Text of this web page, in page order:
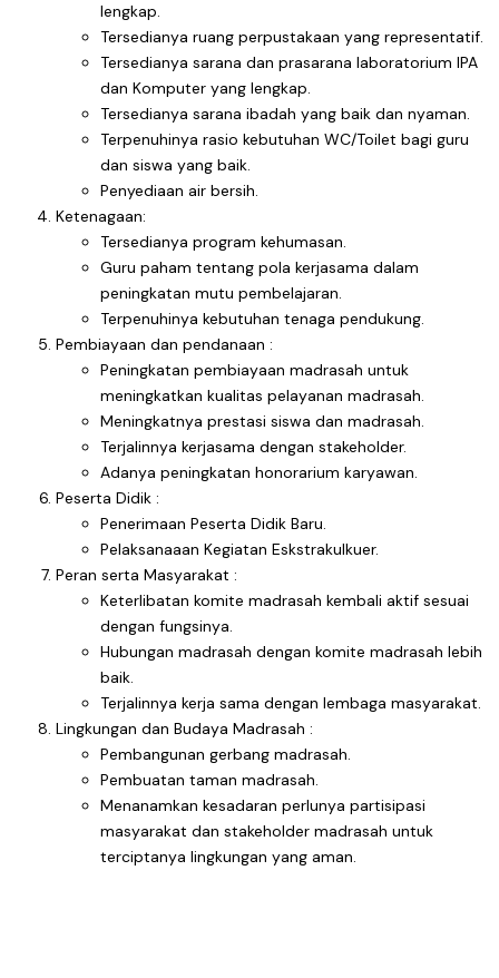
lengkap.
Tersedianya ruang perpustakaan yang representatif.
Tersedianya sarana dan prasarana laboratorium IPA
dan Komputer yang lengkap.
Tersedianya sarana ibadah yang baik dan nyaman.
Terpenuhinya rasio kebutuhan WC/Toilet bagi guru
dan siswa yang baik.
Penyediaan air bersih.
Ketenagaan:
Tersedianya program kehumasan.
Guru paham tentang pola kerjasama dalam
peningkatan mutu pembelajaran.
Terpenuhinya kebutuhan tenaga pendukung.
Pembiayaan dan pendanaan :
Peningkatan pembiayaan madrasah untuk
meningkatkan kualitas pelayanan madrasah.
Meningkatnya prestasi siswa dan madrasah.
Terjalinnya kerjasama dengan stakeholder.
Adanya peningkatan honorarium karyawan.
Peserta Didik :
Penerimaan Peserta Didik Baru.
Pelaksanaaan Kegiatan Eskstrakulkuer.
Peran serta Masyarakat :
Keterlibatan komite madrasah kembali aktif sesuai
dengan fungsinya.
Hubungan madrasah dengan komite madrasah lebih
baik.
Terjalinnya kerja sama dengan lembaga masyarakat.
Lingkungan dan Budaya Madrasah :
Pembangunan gerbang madrasah.
Pembuatan taman madrasah.
Menanamkan kesadaran perlunya partisipasi
masyarakat dan stakeholder madrasah untuk
terciptanya lingkungan yang aman.